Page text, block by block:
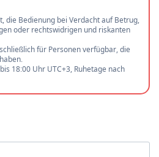
die Bedienung bei Verdacht auf Betrug,
oder rechtswidrigen und riskanten
für Personen verfügbar, die
18:00 Uhr UTC+3, Ruhetage nach